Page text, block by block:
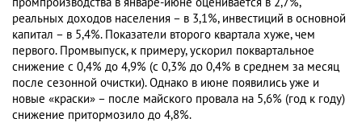
реальных доходов населения – в 3,1%, инвестиций в основной
капитал – в 5,4%. Показатели второго квартала хуже, чем
первого. Промвыпуск, к примеру, ускорил поквартальное
снижение с 0,4% до 4,9% (с 0,3% до 0,4% в среднем за месяц
после сезонной очистки). Однако в июне появились уже и
новые «краски» – после майского провала на 5,6% (год к году)
снижение притормозило до 4,8%.